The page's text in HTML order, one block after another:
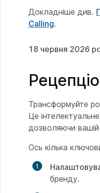
Докладніше див.
Calling.
18 червня 2026
Трансформуйте
Це
дозволяючи вашій
Ось кілька
бренду.